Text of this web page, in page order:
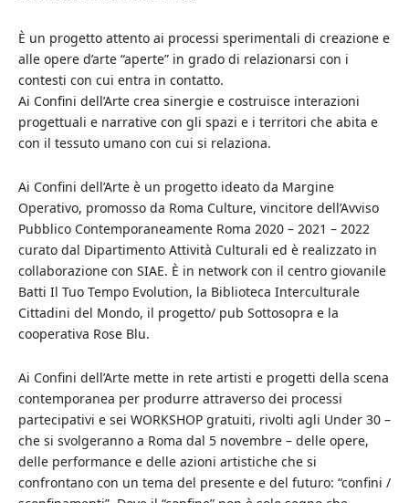
È un progetto attento ai processi sperimentali di creazione e
alle opere d’arte “aperte” in grado di relazionarsi con i
contesti con cui entra in contatto.
Ai Confini dell’Arte crea sinergie e costruisce interazioni
progettuali e narrative con gli spazi e i territori che abita e
con il tessuto umano con cui si relaziona.
Ai Confini dell’Arte è un progetto ideato da Margine
Operativo, promosso da Roma Culture, vincitore dell’Avviso
Pubblico Contemporaneamente Roma 2020 – 2021 – 2022
curato dal Dipartimento Attività Culturali ed è realizzato in
collaborazione con SIAE. È in network con il centro giovanile
Batti Il Tuo Tempo Evolution, la Biblioteca Interculturale
Cittadini del Mondo, il progetto/ pub Sottosopra e la
cooperativa Rose Blu.
Ai Confini dell’Arte mette in rete artisti e progetti della scena
contemporanea per produrre attraverso dei processi
partecipativi e sei WORKSHOP gratuiti, rivolti agli Under 30 –
che si svolgeranno a Roma dal 5 novembre – delle opere,
delle performance e delle azioni artistiche che si
confrontano con un tema del presente e del futuro: “confini /